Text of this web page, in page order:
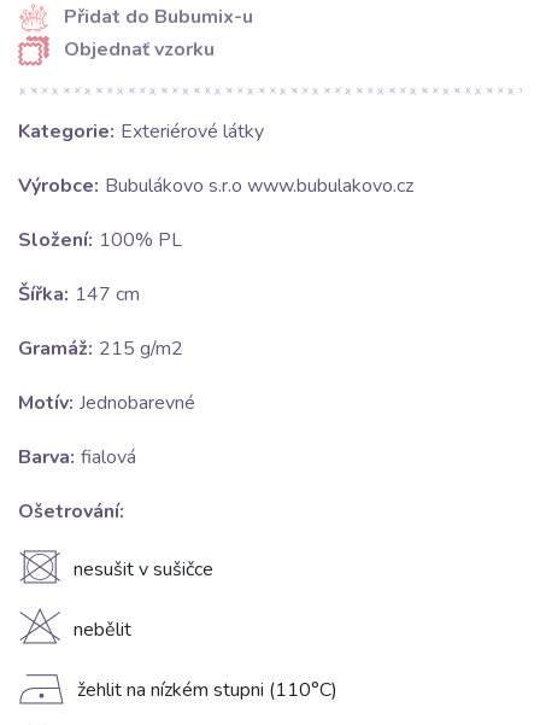
Přidat do Bubumix-u
Objednať vzorku
Kategorie: Exteriérové látky
Výrobce: Bubulákovo s.r.o www.bubulakovo.cz
Složení: 100% PL
Šířka: 147 cm
Gramáž: 215 g/m2
Motív: Jednobarevné
Barva: fialová
Ošetrování:
U nesušit v sušičce
H nebělit
D žehlit na nízkém stupni (110°C)